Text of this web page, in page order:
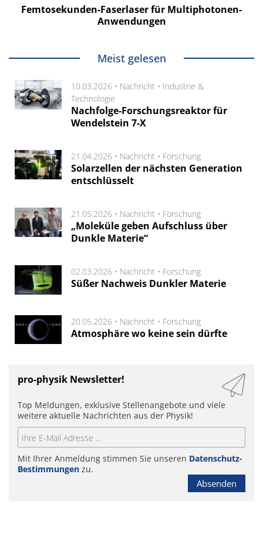
Femtosekunden-Faserlaser für Multiphotonen-
Anwendungen
Meist gelesen
10.03.2026 • Nachricht • Industrie &
Technologie
Nachfolge-Forschungsreaktor für
Wendelstein 7-X
21.04.2026 • Nachricht • Forschung
Solarzellen der nächsten Generation
entschlüsselt
21.05.2026 • Nachricht • Forschung
„Moleküle geben Aufschluss über
Dunkle Materie“
02.03.2026 • Nachricht • Forschung
Süßer Nachweis Dunkler Materie
20.05.2026 • Nachricht • Forschung
Atmosphäre wo keine sein dürfte
pro-physik Newsletter!
Top Meldungen, exklusive Stellenangebote und viele
weitere aktuelle Nachrichten aus der Physik!
Mit Ihrer Anmeldung stimmen Sie unseren Datenschutz-
Bestimmungen zu.
Absenden